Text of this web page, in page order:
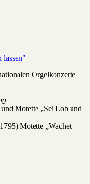
lassen"
Orgelkonzerte
Motette „Sei Lob und
Motette „Wachet